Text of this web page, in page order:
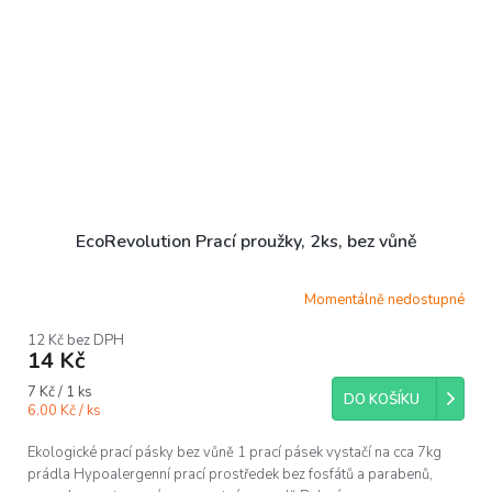
EcoRevolution Prací proužky, 2ks, bez vůně
Momentálně nedostupné
12 Kč bez DPH
14 Kč
Měrná
cena:
7 Kč / 1 ks
6.00 Kč / ks
DO KOŠÍKU
Ekologické prací pásky bez vůně 1 prací pásek vystačí na cca 7kg
prádla Hypoalergenní prací prostředek bez fosfátů a parabenů,